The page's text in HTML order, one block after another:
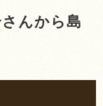
んから島